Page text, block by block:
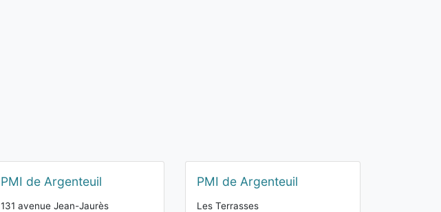
PMI de Argenteuil
131 avenue Jean-Jaurès
PMI de Argenteuil
Les Terrasses